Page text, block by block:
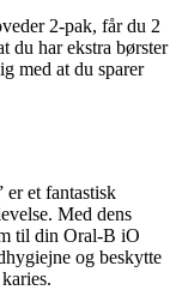
2-pak, får du 2
du har ekstra børster
med at du sparer
et fantastisk
Med dens
til din Oral-B iO
og beskytte